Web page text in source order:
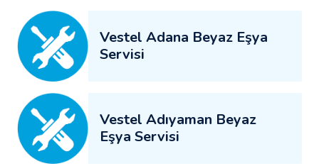
Vestel Adana Beyaz Eşya
Servisi
Vestel Adıyaman Beyaz
Eşya Servisi